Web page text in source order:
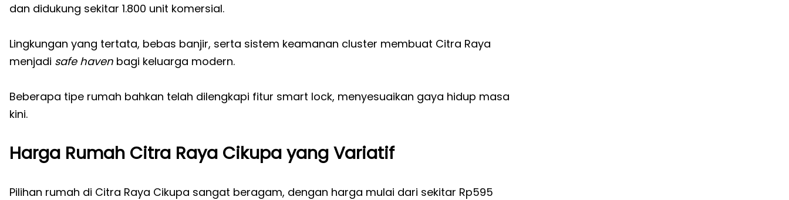
dan didukung sekitar 1.800 unit komersial.
Lingkungan yang tertata, bebas banjir, serta sistem keamanan cluster membuat Citra Raya
menjadi safe haven bagi keluarga modern.
Beberapa tipe rumah bahkan telah dilengkapi fitur smart lock, menyesuaikan gaya hidup masa
kini.
Harga Rumah Citra Raya Cikupa yang Variatif
Pilihan rumah di Citra Raya Cikupa sangat beragam, dengan harga mulai dari sekitar Rp595